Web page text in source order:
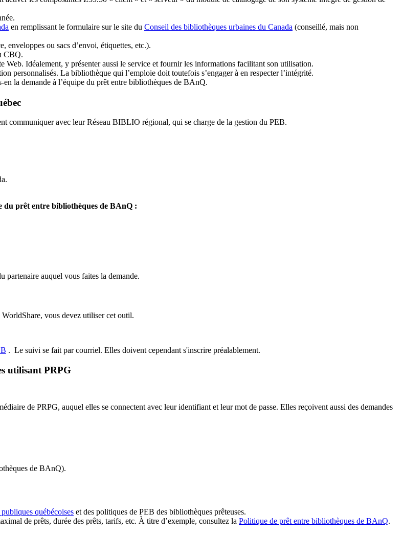
en remplissant le formulaire sur le site du Conseil des bibliothèques urbaines du Canada (conseillé, mais non
enveloppes ou sacs d’envoi, étiquettes, etc.).
CBQ.
Web. Idéalement, y présenter aussi le service et fournir les informations facilitant son utilisation.
personnalisés. La bibliothèque qui l’emploie doit toutefois s’engager à en respecter l’intégrité.
la demande à l’équipe du prêt entre bibliothèques de BAnQ.
communiquer avec leur Réseau BIBLIO régional, qui se charge de la gestion du PEB.
du prêt entre bibliothèques de BAnQ :
partenaire auquel vous faites la demande.
vous devez utiliser cet outil.
. Le suivi se fait par courriel. Elles doivent cependant s'inscrire préalablement.
utilisant PRPG
de PRPG, auquel elles se connectent avec leur identifiant et leur mot de passe. Elles reçoivent aussi des demandes
de BAnQ).
québécoises et des politiques de PEB des bibliothèques prêteuses.
de prêts, durée des prêts, tarifs, etc. À titre d’exemple, consultez la Politique de prêt entre bibliothèques de BAnQ.